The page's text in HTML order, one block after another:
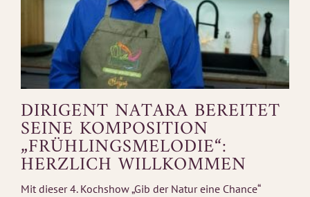
DIRIGENT NATARA BEREITET
SEINE KOMPOSITION
„FRÜHLINGSMELODIE“:
HERZLICH WILLKOMMEN
Mit dieser 4. Kochshow „Gib der Natur eine Chance“